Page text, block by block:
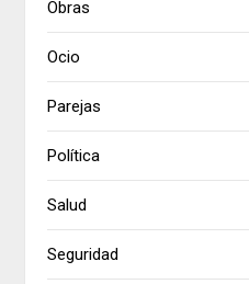
Obras
Ocio
Parejas
Política
Salud
Seguridad